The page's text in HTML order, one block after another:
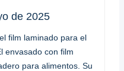
de 2025
film laminado para el
envasado con film
para alimentos. Su